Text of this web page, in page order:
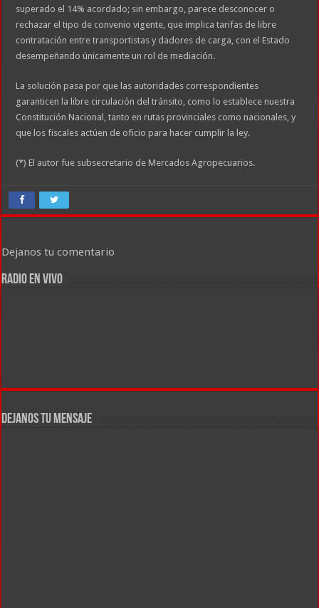
superado el 14% acordado; sin embargo, parece desconocer o
rechazar el tipo de convenio vigente, que implica tarifas de libre
contratación entre transportistas y dadores de carga, con el Estado
desempeñando únicamente un rol de mediación.
La solución pasa por que las autoridades correspondientes
garanticen la libre circulación del tránsito, como lo establece nuestra
Constitución Nacional, tanto en rutas provinciales como nacionales, y
que los fiscales actúen de oficio para hacer cumplir la ley.
(*) El autor fue subsecretario de Mercados Agropecuarios.
Dejanos tu comentario
RADIO EN VIVO
DEJANOS TU MENSAJE